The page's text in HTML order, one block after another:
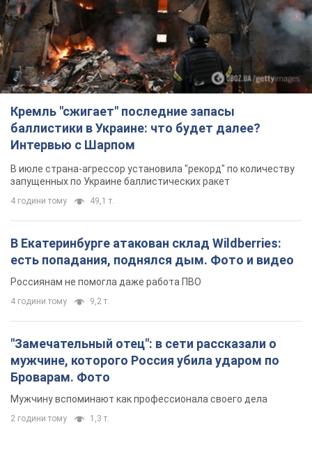
Кремль "сжигает" последние запасы
баллистики в Украине: что будет далее?
Интервью с Шарпом
В июле страна-агрессор установила "рекорд" по количеству
запущенных по Украине баллистических ракет
4 години тому 49,1 т.
В Екатеринбурге атакован склад Wildberries:
есть попадания, поднялся дым. Фото и видео
Россиянам не помогла даже работа ПВО
4 години тому 9,2 т.
"Замечательный отец": в сети рассказали о
мужчине, которого Россия убила ударом по
Броварам. Фото
Мужчину вспоминают как профессионала своего дела
2 години тому 1,3 т.